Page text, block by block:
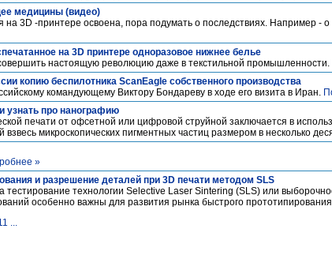
медицины (видео)
на 3D -принтере освоена, пора подумать о последствиях. Например -
на 3D принтере одноразовое нижнее белье
настоящую революцию даже в текстильной промышленности.
копию беспилотника ScanEagle собственного производства
командующему Виктору Бондареву в ходе его визита в Иран.
узнать про нанографию
печати от офсетной или цифровой струйной заключается в
микроскопических пигментных частиц размером в несколько
»
и разрешение деталей при 3D печати методом SLS
тестирование технологии Selective Laser Sintering (SLS) или
особенно важны для развития рынка быстрого
...